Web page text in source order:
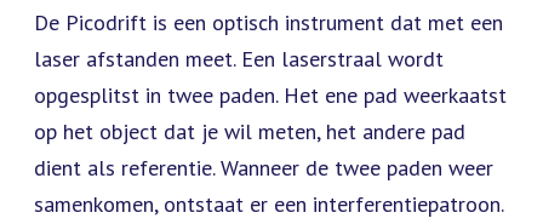
De Picodrift is een optisch instrument dat met een
laser afstanden meet. Een laserstraal wordt
opgesplitst in twee paden. Het ene pad weerkaatst
op het object dat je wil meten, het andere pad
dient als referentie. Wanneer de twee paden weer
samenkomen, ontstaat er een interferentiepatroon.